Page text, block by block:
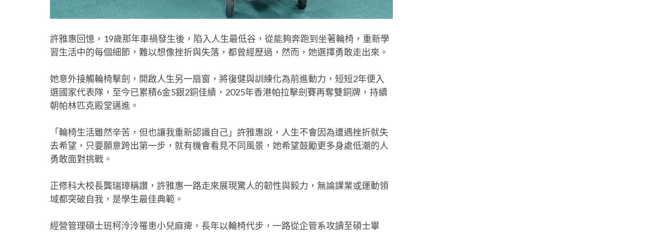
許雅惠回憶，19歲那年車禍發生後，陷入人生最低谷，從能夠奔跑到坐著輪椅，重新學
習生活中的每個細節，難以想像挫折與失落，都曾經歷過，然而，她選擇勇敢走出來。
她意外接觸輪椅擊劍，開啟人生另一扇窗，將復健與訓練化為前進動力，短短2年便入
選國家代表隊，至今已累積6金5銀2銅佳績，2025年香港帕拉擊劍賽再奪雙銅牌，持續
朝帕林匹克殿堂邁進。
「輪椅生活雖然辛苦，但也讓我重新認識自己」許雅惠說，人生不會因為遭遇挫折就失
去希望，只要願意跨出第一步，就有機會看見不同風景，她希望鼓勵更多身處低潮的人
勇敢面對挑戰。
正修科大校長龔瑞璋稱讚，許雅惠一路走來展現驚人的韌性與毅力，無論課業或運動領
域都突破自我，是學生最佳典範。
經營管理碩士班柯泠泠罹患小兒麻痺，長年以輪椅代步，一路從企管系攻讀至碩士畢